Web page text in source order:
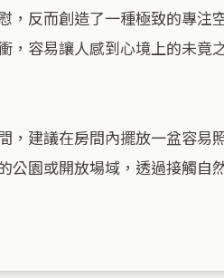
，反而創造了一種極致的專
，容易讓人感到心境上的未
，建議在房間內擺放一盆容
公園或開放場域，透過接觸